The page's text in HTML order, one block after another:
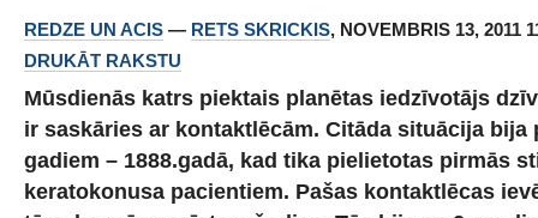
REDZE UN ACIS — RETS SKRICKIS, NOVEMBRIS 13, 2011
DRUKĀT RAKSTU
Mūsdienās katrs piektais planētas iedzīvotājs
ir saskāries ar kontaktlēcām. Citāda situācija bija
gadiem – 1888.gadā, kad tika pielietotas pirmās
keratokonusa pacientiem. Pašas kontaktlēcas